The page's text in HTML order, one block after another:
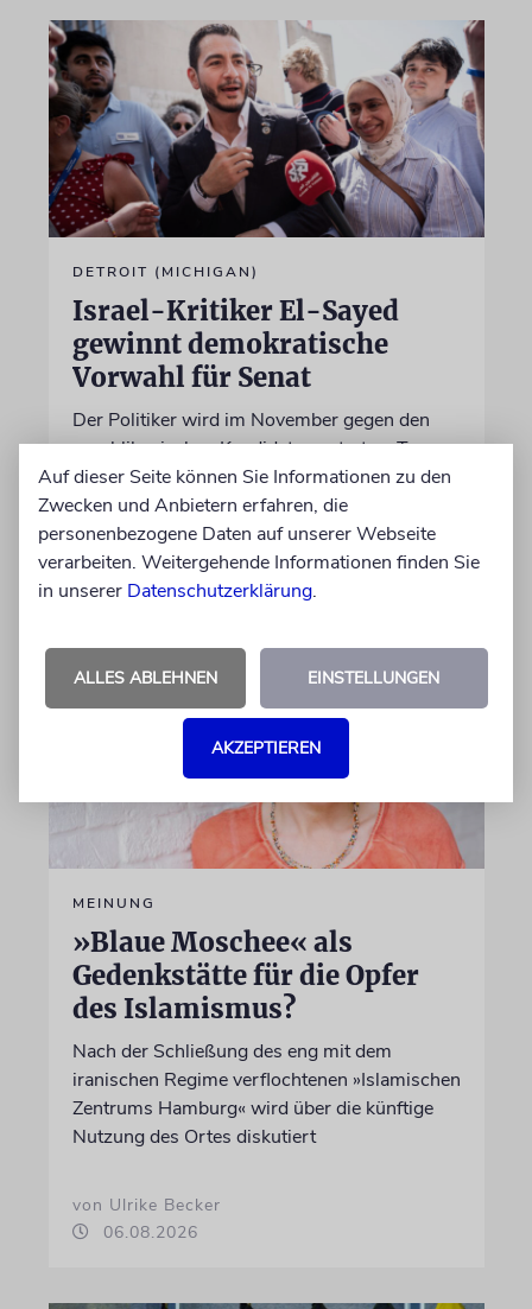
DETROIT (MICHIGAN)
Israel-Kritiker El-Sayed
gewinnt demokratische
Vorwahl für Senat
Der Politiker wird im November gegen den
republikanischen Kandidaten antreten. Trump
nennt El-Sayed einen »kommunistischen
Verlierer, der Juden und Israel hasst«
06.08.2026
MEINUNG
»Blaue Moschee« als
Gedenkstätte für die Opfer
des Islamismus?
Nach der Schließung des eng mit dem
iranischen Regime verflochtenen »Islamischen
Zentrums Hamburg« wird über die künftige
Nutzung des Ortes diskutiert
von Ulrike Becker
06.08.2026
Auf dieser Seite können Sie Informationen zu den
Zwecken und Anbietern erfahren, die
personenbezogene Daten auf unserer Webseite
verarbeiten. Weitergehende Informationen finden Sie
in unserer Datenschutzerklärung.
ALLES ABLEHNEN EINSTELLUNGEN
AKZEPTIEREN